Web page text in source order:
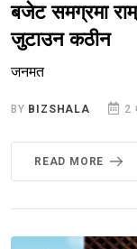
बजेट समग्रमा
जुटाउन कठीन
जनमत
BY BIZSHALA 2
READ MORE